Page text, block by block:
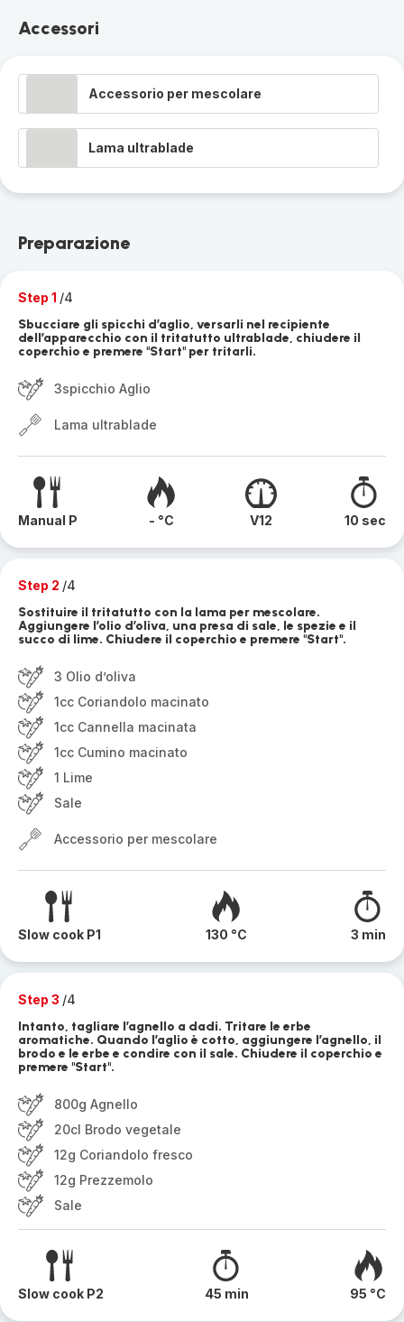
Accessori
Accessorio per mescolare
Lama ultrablade
Preparazione
Step 1 /4
Sbucciare gli spicchi d’aglio, versarli nel recipiente
dell’apparecchio con il tritatutto ultrablade, chiudere il
coperchio e premere "Start" per tritarli.
3spicchio Aglio
Lama ultrablade
Manual P - °C V12 10 sec
Step 2 /4
Sostituire il tritatutto con la lama per mescolare.
Aggiungere l’olio d’oliva, una presa di sale, le spezie e il
succo di lime. Chiudere il coperchio e premere "Start".
3 Olio d’oliva
1cc Coriandolo macinato
1cc Cannella macinata
1cc Cumino macinato
1 Lime
Sale
Accessorio per mescolare
Slow cook P1 130 °C 3 min
Step 3 /4
Intanto, tagliare l’agnello a dadi. Tritare le erbe
aromatiche. Quando l’aglio è cotto, aggiungere l’agnello, il
brodo e le erbe e condire con il sale. Chiudere il coperchio e
premere "Start".
800g Agnello
20cl Brodo vegetale
12g Coriandolo fresco
12g Prezzemolo
Sale
Slow cook P2 45 min 95 °C